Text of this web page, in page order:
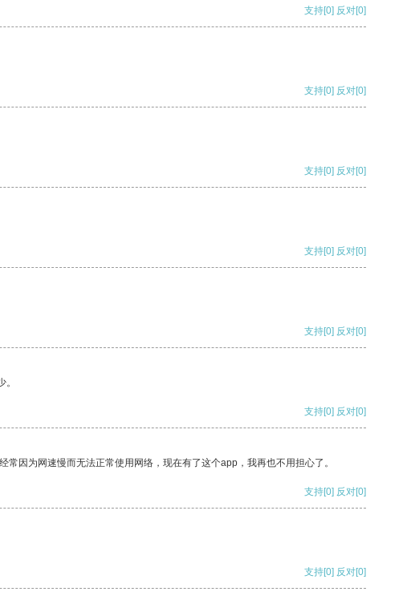
支持[0] 反对[0]
支持[0] 反对[0]
支持[0] 反对[0]
支持[0] 反对[0]
支持[0] 反对[0]
支持[0] 反对[0]
因为网速慢而无法正常使用网络，现在有了这个app，我再也不用担心了。
支持[0] 反对[0]
支持[0] 反对[0]